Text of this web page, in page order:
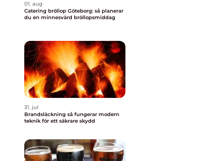
01. aug
Catering bröllop Göteborg: så planerar
du en minnesvärd bröllopsmiddag
31. jul
Brandsläckning så fungerar modern
teknik för ett säkrare skydd